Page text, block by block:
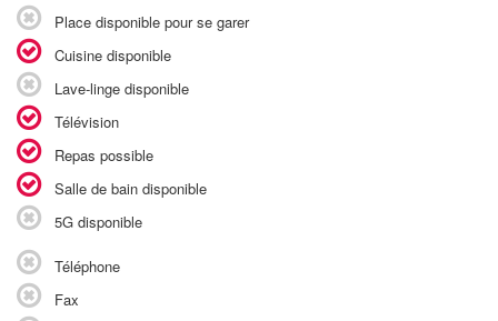
Place disponible pour se garer
Cuisine disponible
Lave-linge disponible
Télévision
Repas possible
Salle de bain disponible
5G disponible
Téléphone
Fax